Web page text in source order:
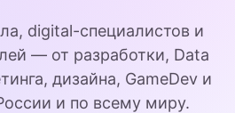
digital-специалистов и
— от разработки, Data
дизайна, GameDev и
и по всему миру.